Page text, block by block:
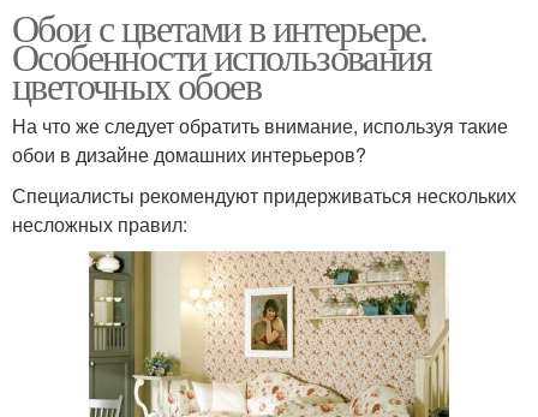
Обои с цветами в интерьере.
Особенности использования
цветочных обоев
На что же следует обратить внимание, используя такие
обои в дизайне домашних интерьеров?
Специалисты рекомендуют придерживаться нескольких
несложных правил: